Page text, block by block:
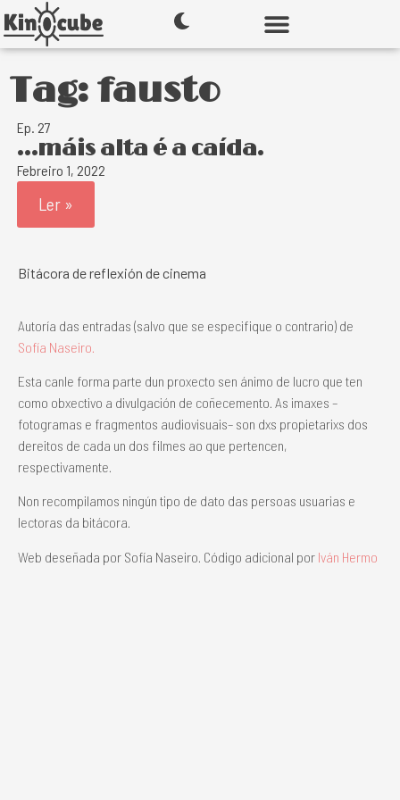
Tag: fausto
Ep. 27
…máis alta é a caída.
Febreiro 1, 2022
Ler »
Bitácora de reflexión de cinema
Autoría das entradas (salvo que se especifique o contrario) de
Sofía Naseiro.
Esta canle forma parte dun proxecto sen ánimo de lucro que ten
como obxectivo a divulgación de coñecemento. As imaxes –
fotogramas e fragmentos audiovisuais– son dxs propietarixs dos
dereitos de cada un dos filmes ao que pertencen,
respectivamente.
Non recompilamos ningún tipo de dato das persoas usuarias e
lectoras da bitácora.
Web deseñada por Sofía Naseiro. Código adicional por Iván Hermo